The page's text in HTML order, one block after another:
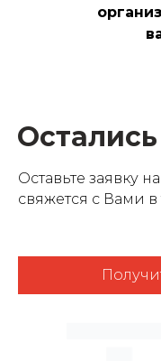
Оставьте заявку
свяжется с Вами